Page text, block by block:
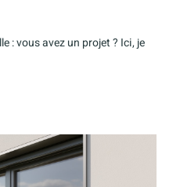
: vous avez un projet ? Ici, je